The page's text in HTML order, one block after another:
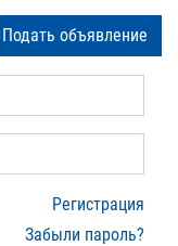
Подать объявление
Регистрация
Забыли пароль?